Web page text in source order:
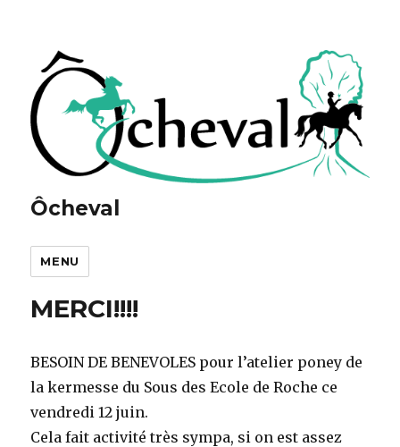
Ôcheval
MENU
MERCI!!!!
BESOIN DE BENEVOLES pour l’atelier poney de
la kermesse du Sous des Ecole de Roche ce
vendredi 12 juin.
Cela fait activité très sympa, si on est assez